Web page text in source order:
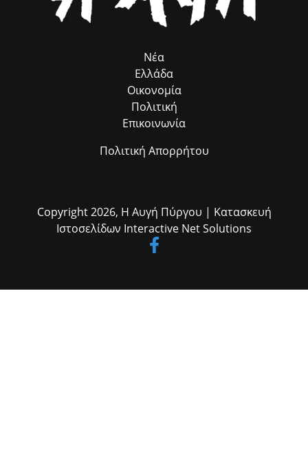
Νέα
Ελλάδα
Οικονομία
Πολιτική
Επικοινωνία
Πολιτική Απορρήτου
Copyright 2026, Η Αυγή Πύργου | Κατασκευή
Ιστοσελίδων Interactive Net Solutions